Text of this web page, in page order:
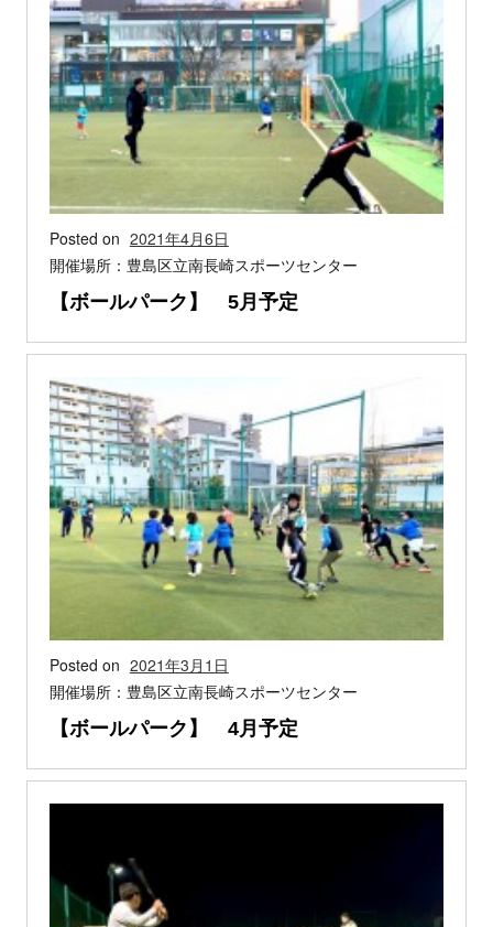
Posted on 2021年4月6日
開催場所：豊島区立南長崎スポーツセンター
【ボールパーク】 5月予定
Posted on 2021年3月1日
開催場所：豊島区立南長崎スポーツセンター
【ボールパーク】 4月予定